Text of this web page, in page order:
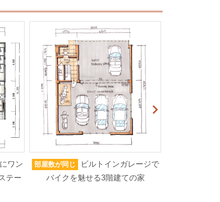
ワン
テー
部屋数が同じ
ビルトインガレージで
バイクを魅せる3階建ての家